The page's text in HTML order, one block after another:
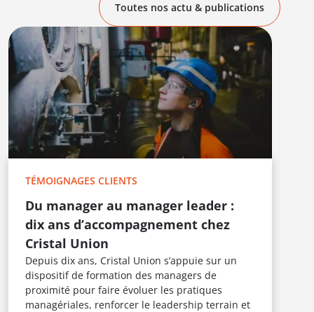
Toutes nos actu & publications
TÉMOIGNAGES CLIENTS
Du manager au manager leader :
dix ans d’accompagnement chez
Cristal Union
Depuis dix ans, Cristal Union s’appuie sur un
dispositif de formation des managers de
proximité pour faire évoluer les pratiques
managériales, renforcer le leadership terrain et